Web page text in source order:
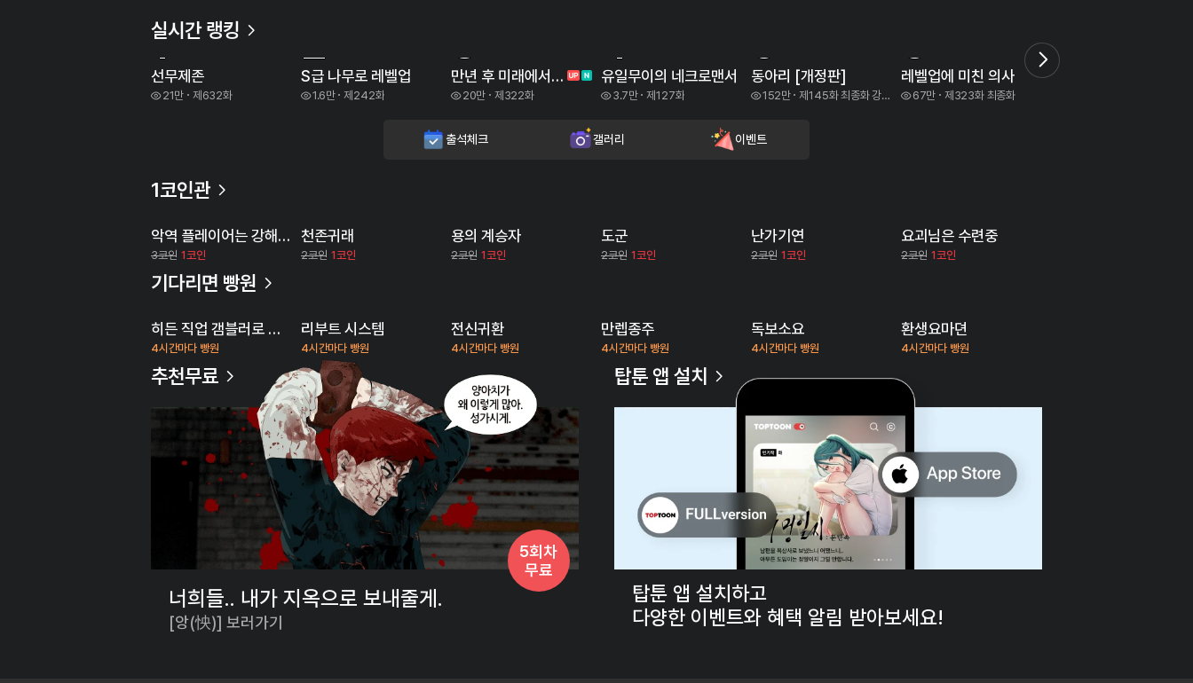
실시간 랭킹
1
선무제존
21만 제632화
2
S급 나무로 레벨업
1.6만 제242화
3
만년 후 미래에서 레벨업
20만 제322화
4
유일무이의 네크로맨서
3.7만 제127화
5
동아리 [개정판]
152만 제145화 최종화 강수연
6
레벨업에 미친 의사
67만 제323화 최종화
7
신혼무제
출석체크 갤러리 이벤트
1코인관
악역 플레이어는 강해지고 싶다
3코인 1코인
천존귀래
2코인 1코인
용의 계승자
2코인 1코인
도군
2코인 1코인
난가기연
2코인 1코인
요괴님은 수련중
2코인 1코인
기다리면 빵원
히든 직업 갬블러로 인생 역전
4시간마다 빵원
리부트 시스템
4시간마다 빵원
전신귀환
4시간마다 빵원
만렙종주
4시간마다 빵원
독보소요
4시간마다 빵원
환생요마뎐
4시간마다 빵원
추천무료
5회차
무료
너희들.. 내가 지옥으로 보내줄게.
[앙(怏)] 보러가기
탑툰 앱 설치
탑툰 앱 설치하고
다양한 이벤트와 혜택 알림 받아보세요!